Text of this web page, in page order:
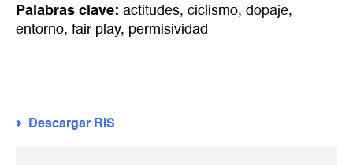
Palabras clave: actitudes, ciclismo, dopaje,
entorno, fair play, permisividad
Descargar RIS